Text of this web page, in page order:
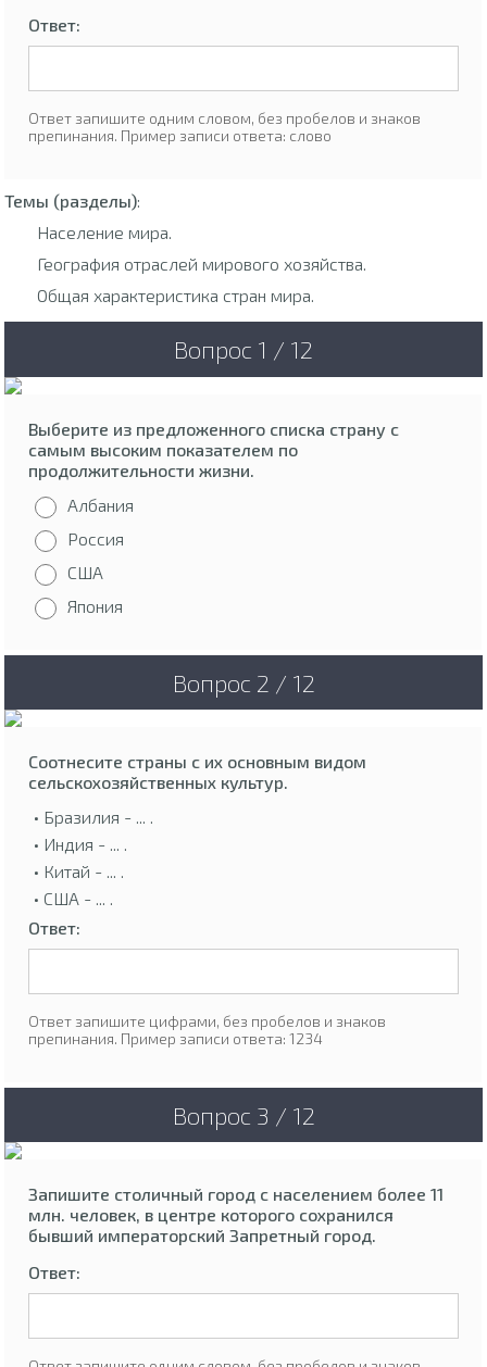
Ответ:
Ответ запишите одним словом, без пробелов и знаков
препинания. Пример записи ответа: слово
Темы (разделы):
Население мира.
География отраслей мирового хозяйства.
Общая характеристика стран мира.
Вопрос 1 / 12
Выберите из предложенного списка страну с
самым высоким показателем по
продолжительности жизни.
Албания
Россия
США
Япония
Вопрос 2 / 12
Соотнесите страны с их основным видом
сельскохозяйственных культур.
• Бразилия - ... .
• Индия - ... .
• Китай - ... .
• США - ... .
Ответ:
Ответ запишите цифрами, без пробелов и знаков
препинания. Пример записи ответа: 1234
Вопрос 3 / 12
Запишите столичный город с населением более 11
млн. человек, в центре которого сохранился
бывший императорский Запретный город.
Ответ: